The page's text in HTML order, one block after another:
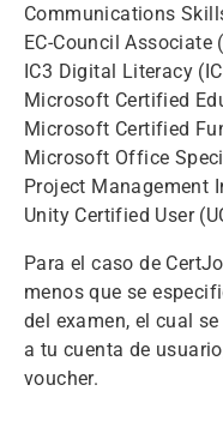
Communications
EC-Council Associate
IC3 Digital Literacy
Microsoft Certified
Microsoft Certified
Microsoft Office
Project Management
Unity Certified User
Para el caso de
menos que se
del examen, el cual
a tu cuenta de
voucher.